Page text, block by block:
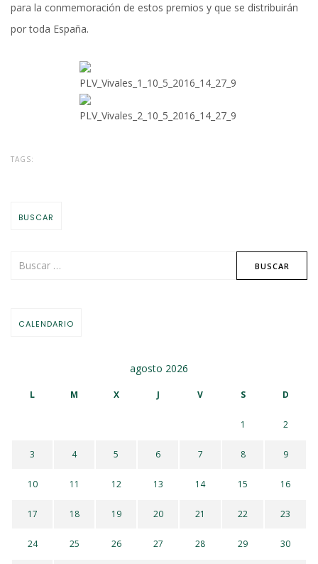
para la conmemoración de estos premios y que se distribuirán
por toda España.
TAGS:
BUSCAR
CALENDARIO
agosto 2026
L M X J V S D
1 2
3 4 5 6 7 8 9
10 11 12 13 14 15 16
17 18 19 20 21 22 23
24 25 26 27 28 29 30